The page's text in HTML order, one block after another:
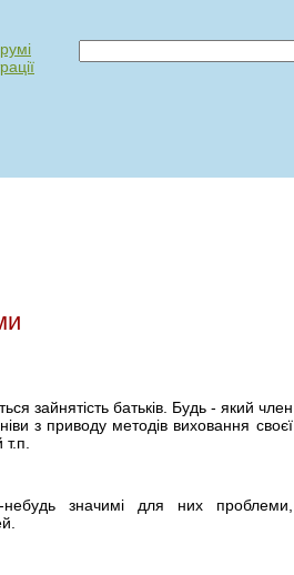
зайнятість батьків. Будь - який член
з приводу методів виховання своєї
т.п.
небудь значимі для них проблеми,